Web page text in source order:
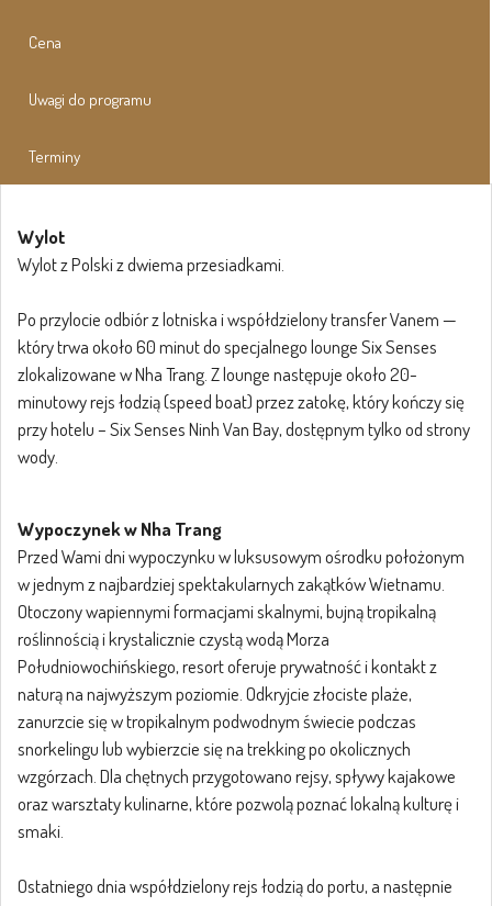
Cena
Uwagi do programu
Terminy
Wylot
Wylot z Polski z dwiema przesiadkami.
Po przylocie odbiór z lotniska i współdzielony transfer Vanem —
który trwa około 60 minut do specjalnego lounge Six Senses
zlokalizowane w Nha Trang. Z lounge następuje około 20-
minutowy rejs łodzią (speed boat) przez zatokę, który kończy się
przy hotelu – Six Senses Ninh Van Bay, dostępnym tylko od strony
wody.
Wypoczynek w Nha Trang
Przed Wami dni wypoczynku w luksusowym ośrodku położonym
w jednym z najbardziej spektakularnych zakątków Wietnamu.
Otoczony wapiennymi formacjami skalnymi, bujną tropikalną
roślinnością i krystalicznie czystą wodą Morza
Południowochińskiego, resort oferuje prywatność i kontakt z
naturą na najwyższym poziomie. Odkryjcie złociste plaże,
zanurzcie się w tropikalnym podwodnym świecie podczas
snorkelingu lub wybierzcie się na trekking po okolicznych
wzgórzach. Dla chętnych przygotowano rejsy, spływy kajakowe
oraz warsztaty kulinarne, które pozwolą poznać lokalną kulturę i
smaki.
Ostatniego dnia współdzielony rejs łodzią do portu, a następnie